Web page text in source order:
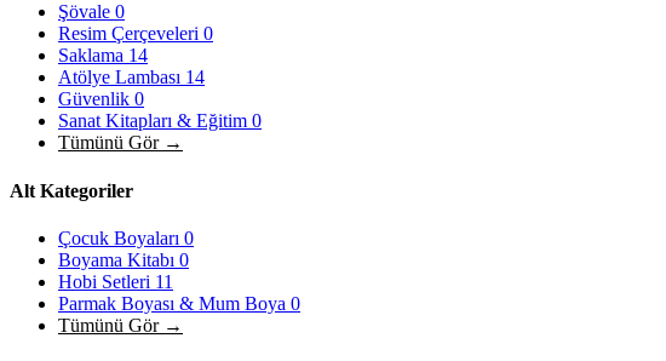
Şövale 0
Resim Çerçeveleri 0
Saklama 14
Atölye Lambası 14
Güvenlik 0
Sanat Kitapları & Eğitim 0
Tümünü Gör →
Alt Kategoriler
Çocuk Boyaları 0
Boyama Kitabı 0
Hobi Setleri 11
Parmak Boyası & Mum Boya 0
Tümünü Gör →